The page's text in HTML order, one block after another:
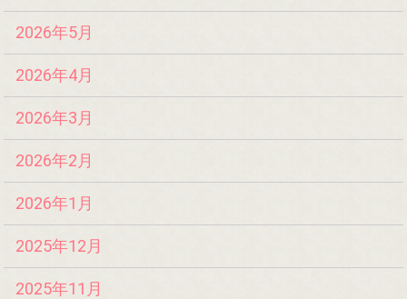
2026年5月
2026年4月
2026年3月
2026年2月
2026年1月
2025年12月
2025年11月